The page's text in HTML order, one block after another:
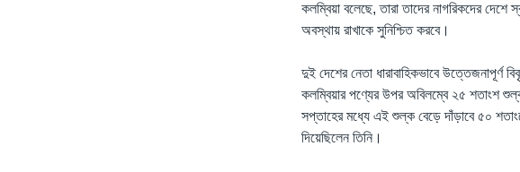
কলম্বিয়া বলেছে, তারা তাদের নাগরিকদের
অবস্থায় রাখাকে সুনিশ্চিত করবে।
দুই দেশের নেতা ধারাবাহিকভাবে উত্তেজনাপূর্ণ
কলম্বিয়ার পণ্যের উপর অবিলম্বে ২৫ শতাংশ শুল্ক
সপ্তাহের মধ্যে এই শুল্ক বেড়ে দাঁড়াবে ৫০
দিয়েছিলেন তিনি।